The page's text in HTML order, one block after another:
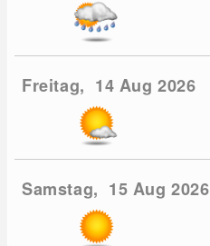
Freitag, 14 Aug 2026
Samstag, 15 Aug 2026